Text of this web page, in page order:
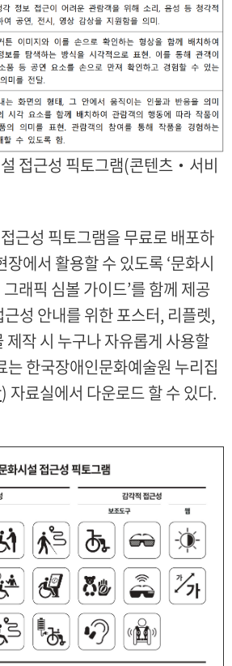
접근성 픽토그램(콘텐츠‧서비
근성 픽토그램을 무료로 배포하
에서 활용할 수 있도록 ‘문화시
래픽 심볼 가이드’를 함께 제공
성 안내를 위한 포스터, 리플렛,
제작 시 누구나 자유롭게 사용할
는 한국장애인문화예술원 누리집
) 자료실에서 다운로드 할 수 있다.